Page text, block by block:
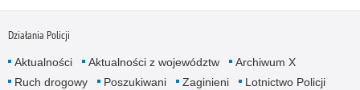
Działania Policji
Aktualności Aktualności z województw
Archiwum X
Ruch drogowy
Poszukiwani Zaginieni
Lotnictwo Policji